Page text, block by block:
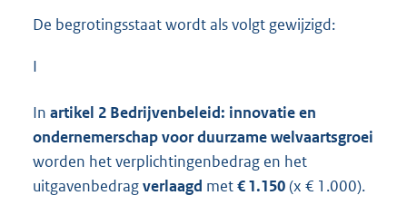
De begrotingsstaat wordt als volgt gewijzigd:
I
In artikel 2 Bedrijvenbeleid: innovatie en
ondernemerschap voor duurzame welvaartsgroei
worden het verplichtingenbedrag en het
uitgavenbedragverlaagd met€ 1.150(x € 1.000).